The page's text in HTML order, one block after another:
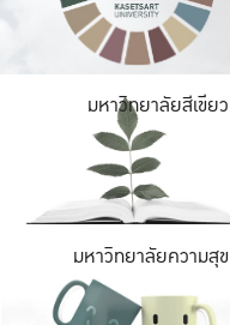
มหาวิทยาลัยสีเขียว
มหาวิทยาลัยความสุข